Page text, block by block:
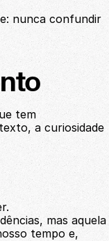
nunca confundir
tem
a curiosidade
mas aquela
tempo e,